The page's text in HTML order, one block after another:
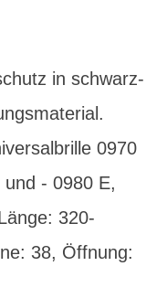
in schwarz-
0970
- 0980 E,
320-
38, Öffnung: